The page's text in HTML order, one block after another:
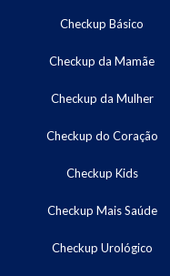
Checkup Básico
Checkup da Mamãe
Checkup da Mulher
Checkup do Coração
Checkup Kids
Checkup Mais Saúde
Checkup Urológico